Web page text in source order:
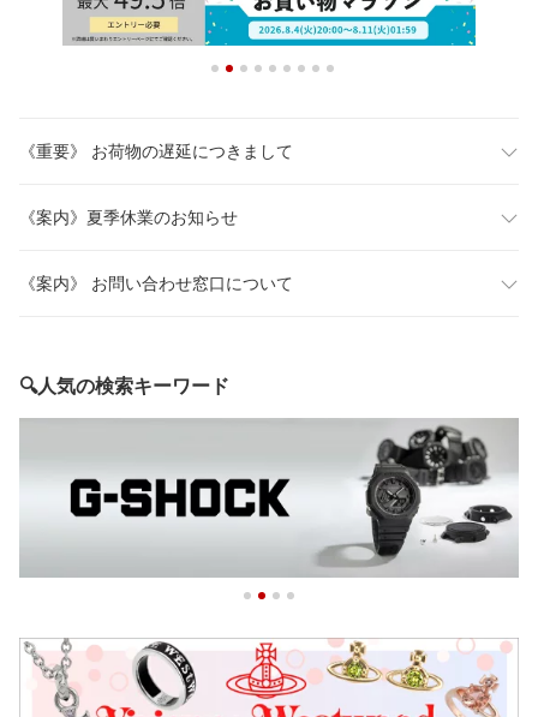
《重要》 お荷物の遅延につきまして
《案内》夏季休業のお知らせ
《案内》 お問い合わせ窓口について
🔍人気の検索キーワード